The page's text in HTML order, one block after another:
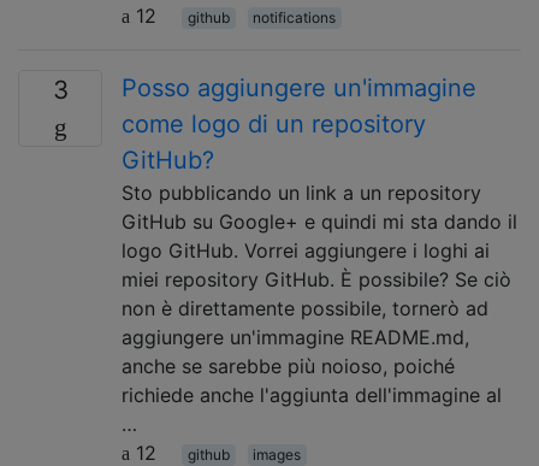
12
github notifications
3
Posso aggiungere un'immagine
come logo di un repository
GitHub?
Sto pubblicando un link a un repository
GitHub su Google+ e quindi mi sta dando il
logo GitHub. Vorrei aggiungere i loghi ai
miei repository GitHub. È possibile? Se ciò
non è direttamente possibile, tornerò ad
aggiungere un'immagine README.md,
anche se sarebbe più noioso, poiché
richiede anche l'aggiunta dell'immagine al
…
12
github images